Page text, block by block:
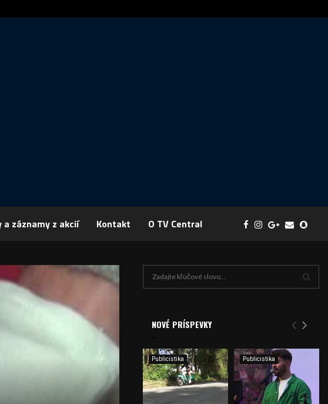
záznamy z akcií Kontakt O TV Central
e
:
Y
H
A
NOVÉ PRÍSPEVKY
Publicistika Publicistika